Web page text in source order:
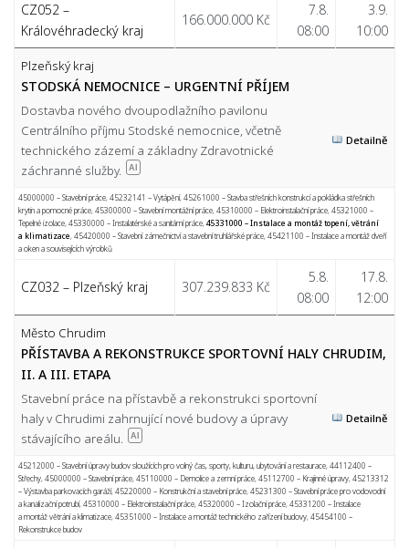
CZ052 –
Královéhradecký kraj
166.000.000 Kč
7.8.
08:00
3.9.
10:00
Plzeňský kraj
STODSKÁ NEMOCNICE – URGENTNÍ PŘÍJEM
Dostavba nového dvoupodlažního pavilonu
Centrálního příjmu Stodské nemocnice, včetně
technického zázemí a základny Zdravotnické
záchranné služby.
AI
Detailně
45000000 – Stavební práce,45232141 – Vytápění,45261000 – Stavba střešních konstrukcí a pokládka střešních
krytin a pomocné práce,45300000 – Stavební montážní práce,45310000 – Elektroinstalační práce,45321000 –
Tepelné izolace,45330000 – Instalatérské a sanitární práce,45331000 – Instalace a montáž topení, větrání
a klimatizace,45420000 – Stavební zámečnictví a stavební truhlářské práce,45421100 – Instalace a montáž dveří
a oken a souvisejících výrobků
CZ032 – Plzeňský kraj 307.239.833 Kč
5.8.
08:00
17.8.
12:00
Město Chrudim
PŘÍSTAVBA A REKONSTRUKCE SPORTOVNÍ HALY CHRUDIM,
II. A III. ETAPA
Stavební práce na přístavbě a rekonstrukci sportovní
haly v Chrudimi zahrnující nové budovy a úpravy
stávajícího areálu.
AI
Detailně
45212000 – Stavební úpravy budov sloužících pro volný čas, sporty, kulturu, ubytování a restaurace,44112400 –
Střechy,45000000 – Stavební práce,45110000 – Demolice a zemní práce,45112700 – Krajinné úpravy,45213312
– Výstavba parkovacích garáží,45220000 – Konstrukční a stavební práce,45231300 – Stavební práce pro vodovodní
a kanalizační potrubí,45310000 – Elektroinstalační práce,45320000 – Izolační práce,45331200 – Instalace
a montáž větrání a klimatizace,45351000 – Instalace a montáž technického zařízení budovy,45454100 –
Rekonstrukce budov